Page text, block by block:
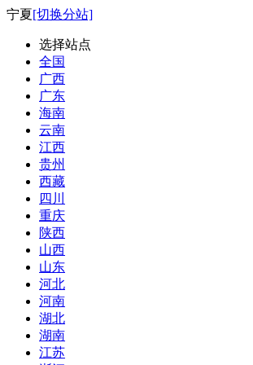
宁夏[切换分站]
选择站点
全国
广西
广东
海南
云南
江西
贵州
西藏
四川
重庆
陕西
山西
山东
河北
河南
湖北
湖南
江苏